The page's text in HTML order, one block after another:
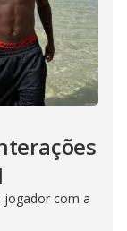
jogador com a